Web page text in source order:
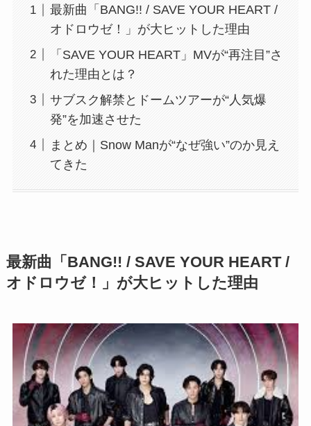
最新曲「BANG!! / SAVE YOUR HEART /
オドロウゼ！」が大ヒットした理由
「SAVE YOUR HEART」MVが“再注目”さ
れた理由とは？
サブスク解禁とドームツアーが“人気爆
発”を加速させた
まとめ｜Snow Manが“なぜ強い”のか見え
てきた
最新曲「BANG!! / SAVE YOUR HEART /
オドロウゼ！」が大ヒットした理由